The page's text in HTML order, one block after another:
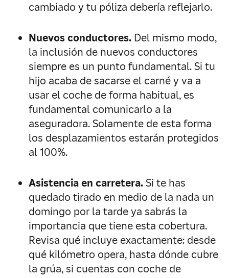
cambiado y tu póliza debería reflejarlo.
Nuevos conductores. Del mismo modo,
la inclusión de nuevos conductores
siempre es un punto fundamental. Si tu
hijo acaba de sacarse el carné y va a
usar el coche de forma habitual, es
fundamental comunicarlo a la
aseguradora. Solamente de esta forma
los desplazamientos estarán protegidos
al 100%.
Asistencia en carretera.Si te has
quedado tirado en medio de la nada un
domingo por la tarde ya sabrás la
importancia que tiene esta cobertura.
Revisa qué incluye exactamente: desde
qué kilómetro opera, hasta dónde cubre
la grúa, si cuentas con coche de